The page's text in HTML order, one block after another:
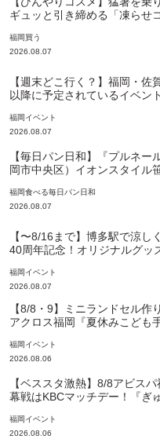
ギュッと引き締める「凍らせ
福岡 買う
2026.08.07
【週末どこ行く？】福岡・佐
以降に予定されているイベン
福岡 イベント
2026.08.07
【毎日パン日和】『プルネー
岡市中央区）イオンスタイル
パン【福岡パン】
福岡食べる毎日パン日和
2026.08.07
【〜8/16まで】博多駅で涼し
40周年記念！オリジナルグッ
こう（JR九州ホール）【イベ
福岡 イベント
2026.08.07
【8/8・9】ミニランドセル作
アクロス福岡『夏休みこども
中央区）【イベント】
福岡 イベント
2026.08.06
【ベススタ激熱】8/8アビス
幕戦はKBCマッチデー！『ぎ
福岡 イベント
2026.08.06